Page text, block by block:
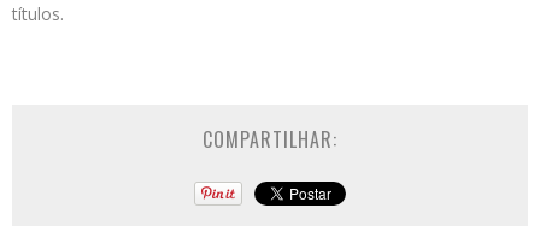
títulos.
COMPARTILHAR: